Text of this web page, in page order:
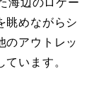
海辺のロケー
眺めながらシ
のアウトレッ
います。